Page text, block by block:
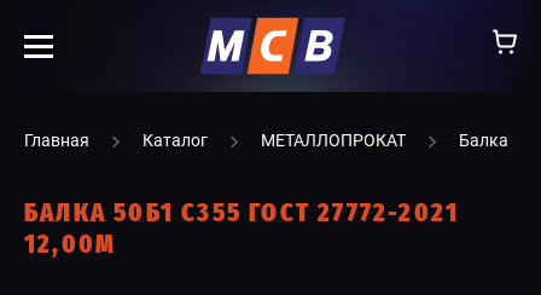
Главная Каталог МЕТАЛЛОПРОКАТ Балка
БАЛКА 50Б1 С355 ГОСТ 27772-2021
12,00М